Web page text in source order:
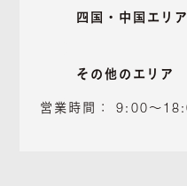
四国・中国エリア
その他のエリア
営業時間： 9:00～